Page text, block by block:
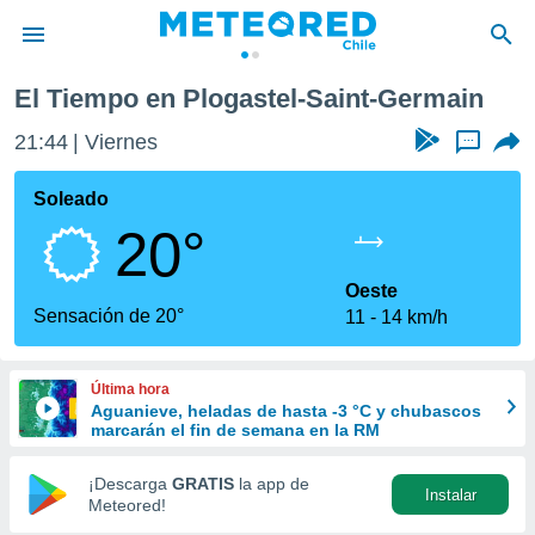
de
por
que se
calidad.
a este
las
y
forma
digital
basada
El Tiempo en Plogastel-Saint-Germain
21:44 Viernes ...
Soleado
20°
Sensación de 20°
Oeste
11
14 km/h
Última hora
Aguanieve, heladas de hasta -3 °C y chubascos
marcarán el fin de semana en la RM
¡Descarga GRATIS la app de
Meteored!
Instalar